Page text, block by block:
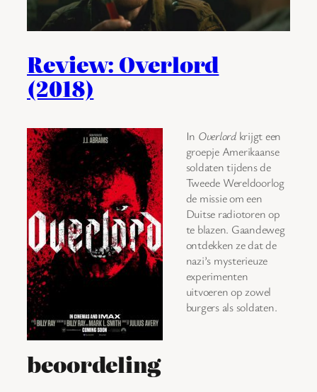
Review: Overlord
(2018)
In Overlordkrijgt een
groepje Amerikaanse
soldaten tijdens de
Tweede Wereldoorlog
de missie om een
Duitse radiotoren op
te blazen. Gaandeweg
ontdekken ze dat de
nazi’s mysterieuze
experimenten
uitvoeren op zowel
burgers als soldaten.
beoordeling